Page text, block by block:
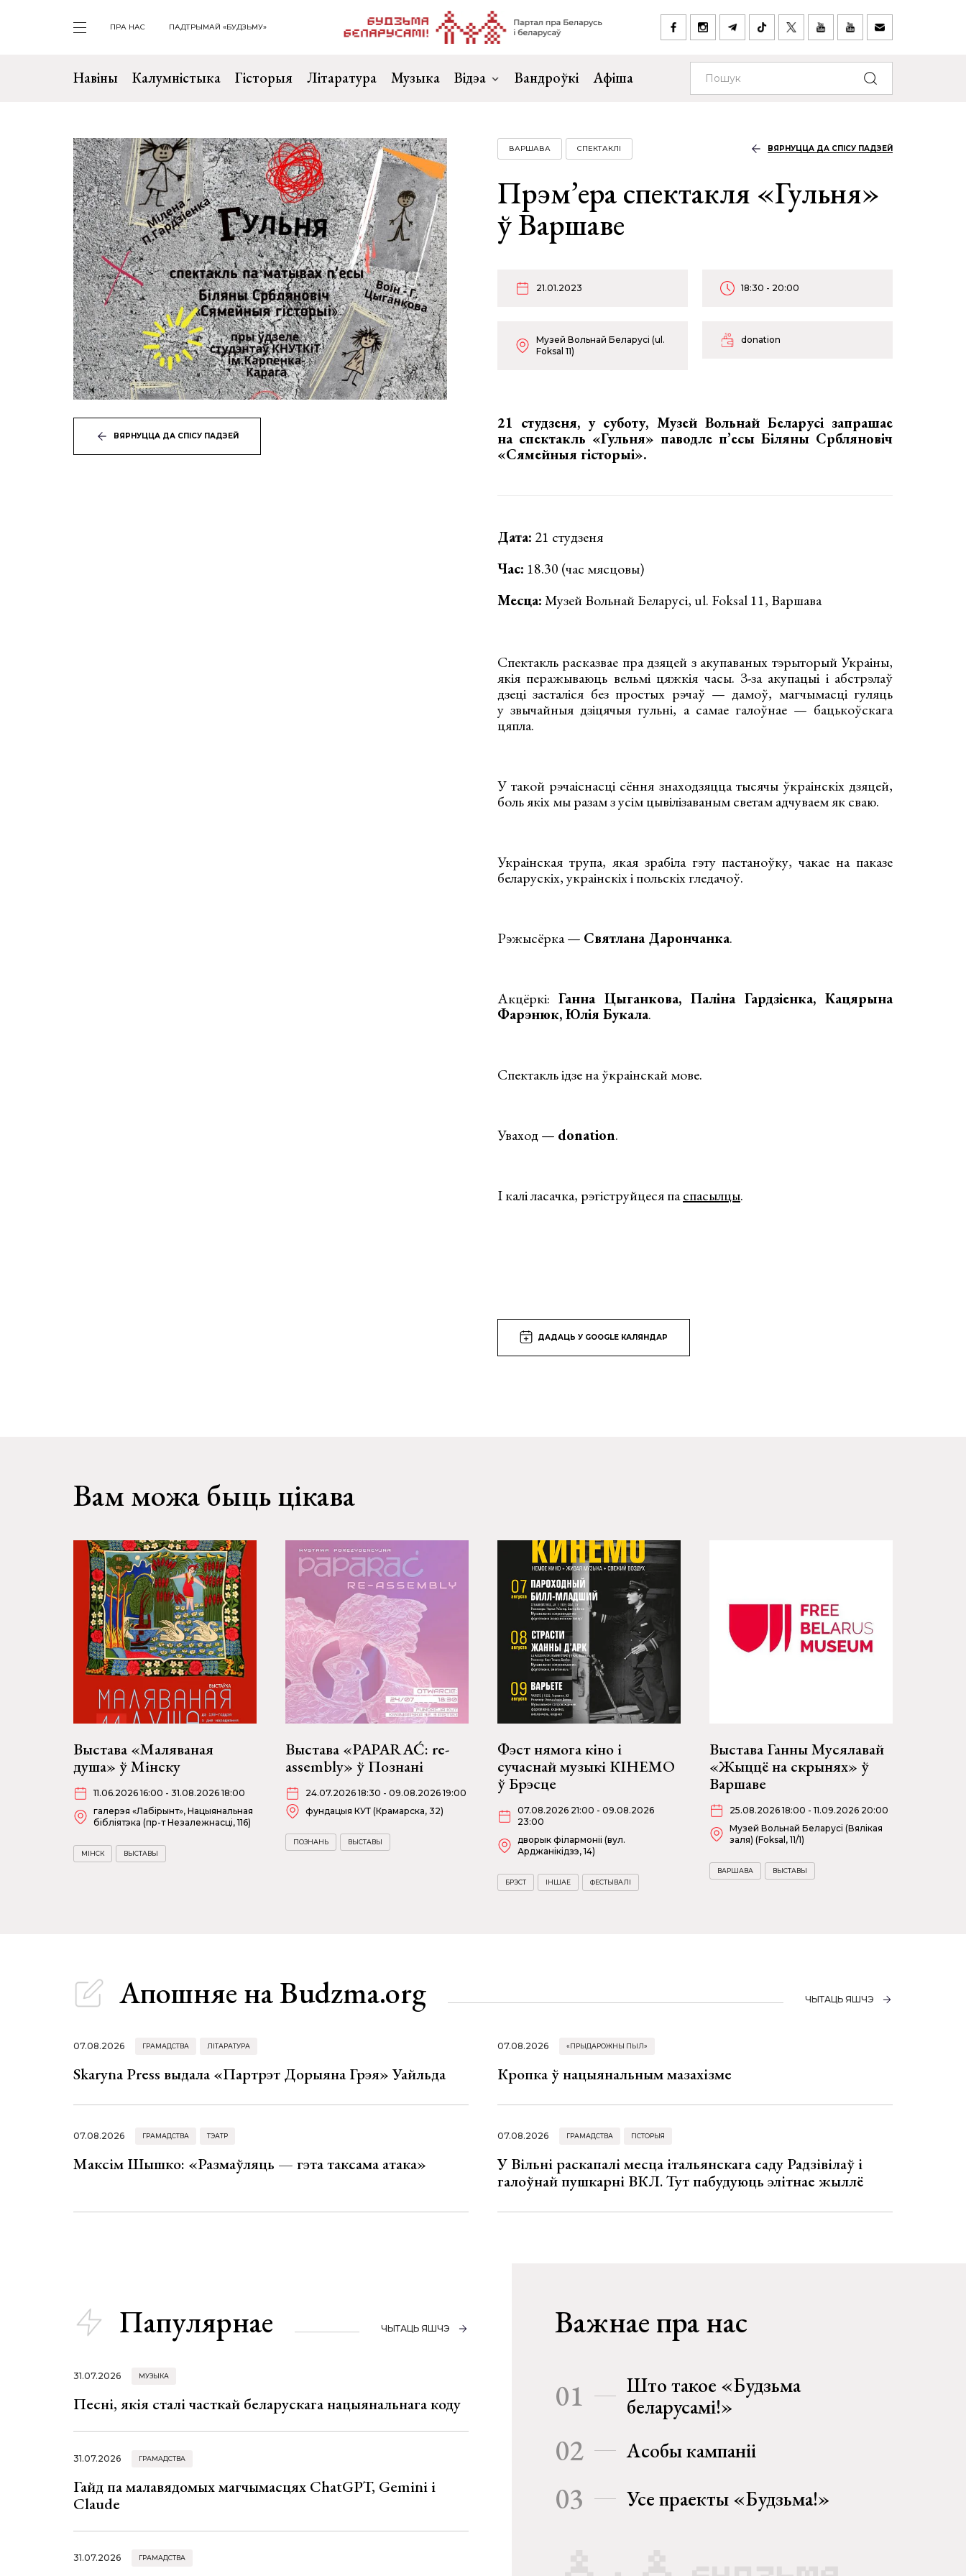
ПРА НАС ПАДТРЫМАЙ «БУДЗЬМУ»
Навіны Калумністыка Гісторыя Літаратура Музыка Відэа Вандроўкі Афіша
ВЯРНУЦЦА ДА СПІСУ ПАДЗЕЙ
ВАРШАВА СПЕКТАКЛІ ВЯРНУЦЦА ДА СПІСУ ПАДЗЕЙ
Прэм’ера спектакля «Гульня»
ў Варшаве
21.01.2023 18:30 - 20:00
Музей Вольнай Беларусi (ul.
Foksal 11)
donation
21 студзеня, у суботу, Музей Вольнай Беларусi запрашае
на спектакль «Гульня» паводле п’есы Біляны Србляновіч
«Сямейныя гісторыі».
Дата: 21 студзеня
Час: 18.30 (час мясцовы)
Месца:Музей Вольнай Беларусi, ul. Foksal 11, Варшава
Спектакль расказвае пра дзяцей з акупаваных тэрыторый Украіны,
якія перажываюць вельмі цяжкія часы. З-за акупацыі і абстрэлаў
дзеці засталіся без простых рэчаў — дамоў, магчымасці гуляць
у звычайныя дзіцячыя гульні, а самае галоўнае — бацькоўскага
цяпла.
У такой рэчаіснасці сёння знаходзяцца тысячы ўкраінскіх дзяцей,
боль якіх мы разам з усім цывілізаваным светам адчуваем як сваю.
Украінская трупа, якая зрабіла гэту пастаноўку, чакае на паказе
беларускіх, украінскіх і польскіх гледачоў.
Рэжысёрка — Святлана Дарончанка.
Акцёркі: Ганна Цыганкова, Паліна Гардзіенка, Кацярына
Фарэнюк, Юлія Букала.
Спектакль ідзе на ўкраінскай мове.
Уваход — donation.
І калі ласачка, рэгіструйцеся паспасылцы.
ДАДАЦЬ У GOOGLE КАЛЯНДАР
Вам можа быць цікава
Выстава «Маляваная
душа» ў Мінску
11.06.2026 16:00 - 31.08.2026 18:00
галерэя «Лабірынт», Нацыянальная
бібліятэка (пр-т Незалежнасці, 116)
МІНСК ВЫСТАВЫ
Выстава «PAPARAĆ: re-
assembly» ў Познані
24.07.2026 18:30 - 09.08.2026 19:00
фундацыя КУТ (Крамарска, 32)
ПОЗНАНЬ ВЫСТАВЫ
Фэст нямога кіно і
сучаснай музыкі КІНЕМО
ў Брэсце
07.08.2026 21:00 - 09.08.2026
23:00
дворык філармоніі (вул.
Арджанікідзэ, 14)
БРЭСТ ІНШАЕ ФЕСТЫВАЛІ
Выстава Ганны Мусялавай
«Жыццё на скрынях» ў
Варшаве
25.08.2026 18:00 - 11.09.2026 20:00
Музей Вольнай Беларусі (Вялікая
заля) (Foksal, 11/1)
ВАРШАВА ВЫСТАВЫ
Апошняе на Budzma.org ЧЫТАЦЬ ЯШЧЭ
07.08.2026 ГРАМАДСТВА ЛІТАРАТУРА
Skaryna Press выдала «Партрэт Дорыяна Грэя» Уайльда
07.08.2026 «ПРЫДАРОЖНЫ ПЫЛ»
Кропка ў нацыянальным мазахізме
07.08.2026 ГРАМАДСТВА ТЭАТР
Максім Шышко: «Размаўляць — гэта таксама атака»
07.08.2026 ГРАМАДСТВА ГІСТОРЫЯ
У Вільні раскапалі месца італьянскага саду Радзівілаў і
галоўнай пушкарні ВКЛ. Тут пабудуюць элітнае жыллё
Папулярнае ЧЫТАЦЬ ЯШЧЭ
31.07.2026 МУЗЫКА
Песні, якія сталі часткай беларускага нацыянальнага коду
31.07.2026 ГРАМАДСТВА
Гайд па малавядомых магчымасцях ChatGPT, Gemini і
Claude
31.07.2026 ГРАМАДСТВА
Важнае пра нас
01
Што такое «Будзьма
беларусамі!»
02 Асобы кампаніі
03 Усе праекты «Будзьма!»